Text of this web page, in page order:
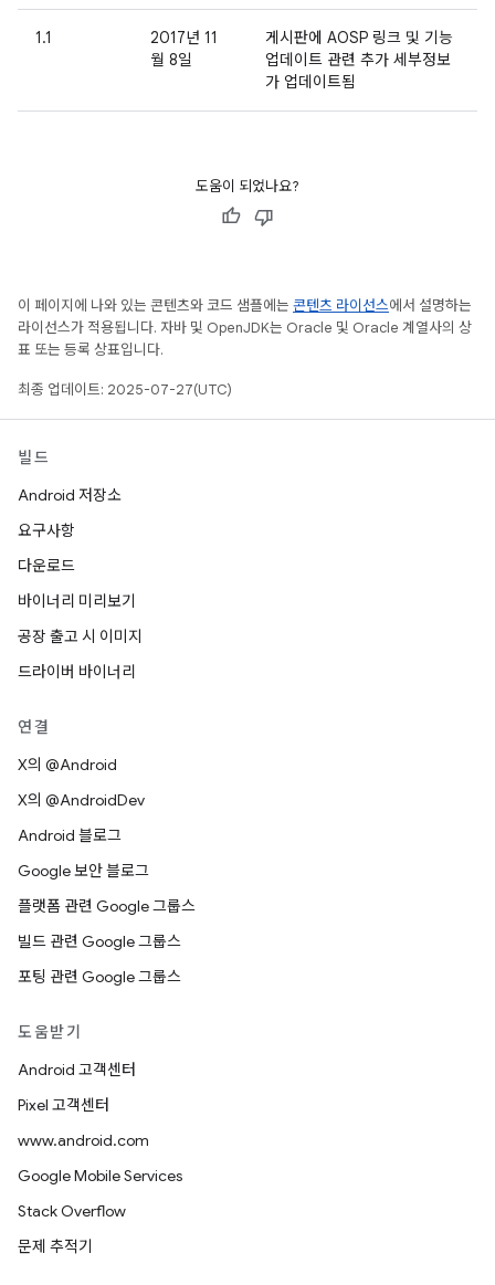
1.1
2017년 11
월 8일
게시판에 AOSP 링크 및 기능
업데이트 관련 추가 세부정보
가 업데이트됨
도움이 되었나요?
이 페이지에 나와 있는 콘텐츠와 코드 샘플에는 콘텐츠 라이선스에서 설명하는
라이선스가 적용됩니다. 자바 및 OpenJDK는 Oracle 및 Oracle 계열사의 상
표 또는 등록 상표입니다.
최종 업데이트: 2025-07-27(UTC)
빌드
Android 저장소
요구사항
다운로드
바이너리 미리보기
공장 출고 시 이미지
드라이버 바이너리
연결
X의 @Android
X의 @AndroidDev
Android 블로그
Google 보안 블로그
플랫폼 관련 Google 그룹스
빌드 관련 Google 그룹스
포팅 관련 Google 그룹스
도움받기
Android 고객센터
Pixel 고객센터
www.android.com
Google Mobile Services
Stack Overflow
문제 추적기